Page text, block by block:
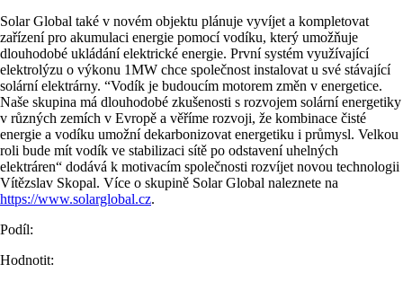
Solar Global také v novém objektu plánuje vyvíjet a kompletovat
zařízení pro akumulaci energie pomocí vodíku, který umožňuje
dlouhodobé ukládání elektrické energie. První systém využívající
elektrolýzu o výkonu 1MW chce společnost instalovat u své stávající
solární elektrárny. “Vodík je budoucím motorem změn v energetice.
Naše skupina má dlouhodobé zkušenosti s rozvojem solární energetiky
v různých zemích v Evropě a věříme rozvoji, že kombinace čisté
energie a vodíku umožní dekarbonizovat energetiku i průmysl. Velkou
roli bude mít vodík ve stabilizaci sítě po odstavení uhelných
elektráren“ dodává k motivacím společnosti rozvíjet novou technologii
Vítězslav Skopal. Více o skupině Solar Global naleznete na
https://www.solarglobal.cz.
Podíl:
Hodnotit: